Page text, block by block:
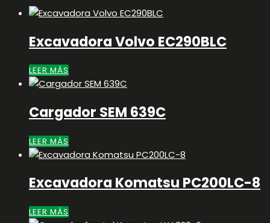
Excavadora Volvo EC290BLC
LEER MÁS
Cargador SEM 639C
LEER MÁS
Excavadora Komatsu PC200LC-8
LEER MÁS